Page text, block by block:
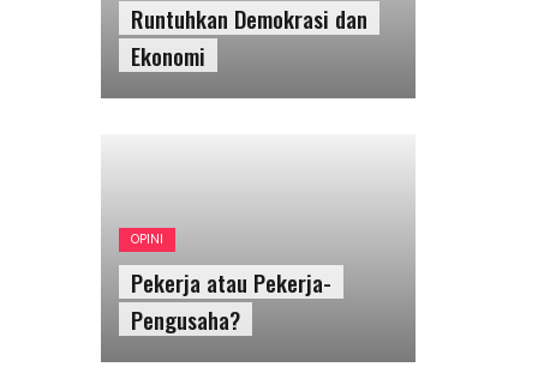
Runtuhkan Demokrasi dan
Ekonomi
OPINI
Pekerja atau Pekerja-
Pengusaha?